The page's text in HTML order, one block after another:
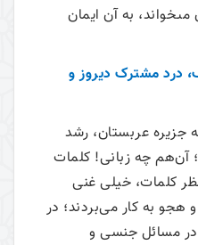
مى‏خواند، به آن ايمان
درد مشترک دیروز و
جزیره عربستان، رشد
آن‌هم چه زبانی! کلمات
کلمات، خیلی غنی
هجو به کار می‌‌بردند؛ در
در مسائل جنسی و